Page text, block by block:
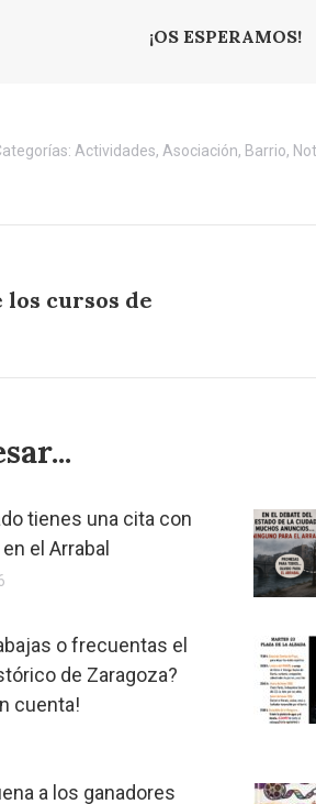
¡OS ESPERAMOS!
Actividades, Asociación, Barrio,
cursos de
tienes una cita con
el Arrabal
o frecuentas el
de Zaragoza?
cuenta!
a los ganadores